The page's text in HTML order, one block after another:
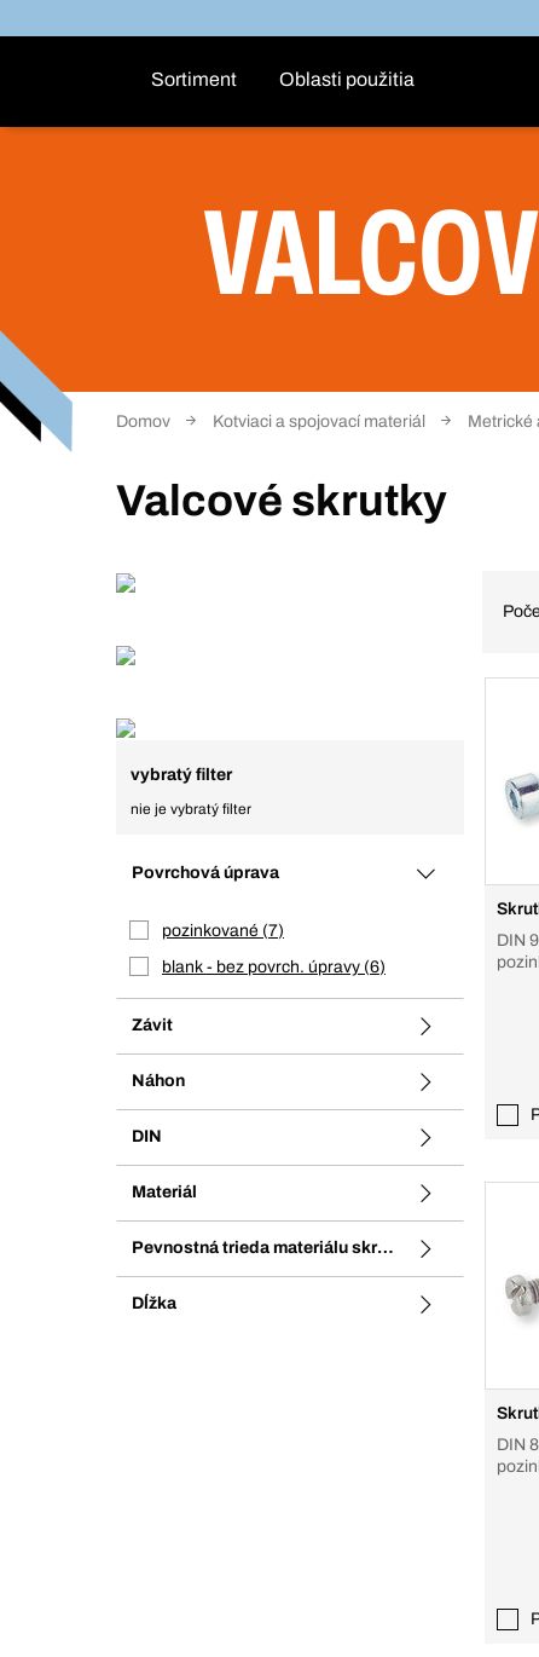
Sortiment Oblasti použitia
Domov Kotviaci a spojovací materiál Metrické
Valcové skrutky
vybratý filter
nie je vybratý filter
Povrchová úprava
pozinkované 7
blank - bez povrch. úpravy 6
Závit
Náhon
DIN
Materiál
Pevnostná trieda materiálu skrutky
Dĺžka
DIN
DIN